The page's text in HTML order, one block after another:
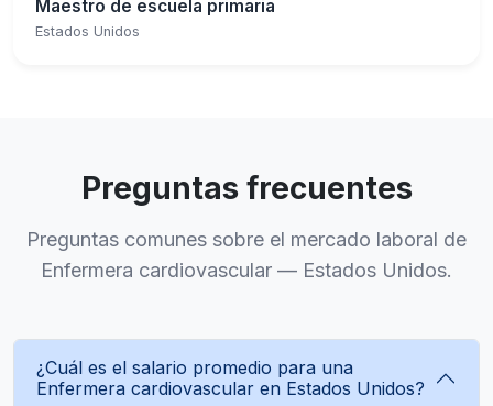
Maestro de escuela primaria
Estados Unidos
Preguntas frecuentes
Preguntas comunes sobre el mercado laboral de
Enfermera cardiovascular — Estados Unidos.
¿Cuál es el salario promedio para una
Enfermera cardiovascular en Estados Unidos?